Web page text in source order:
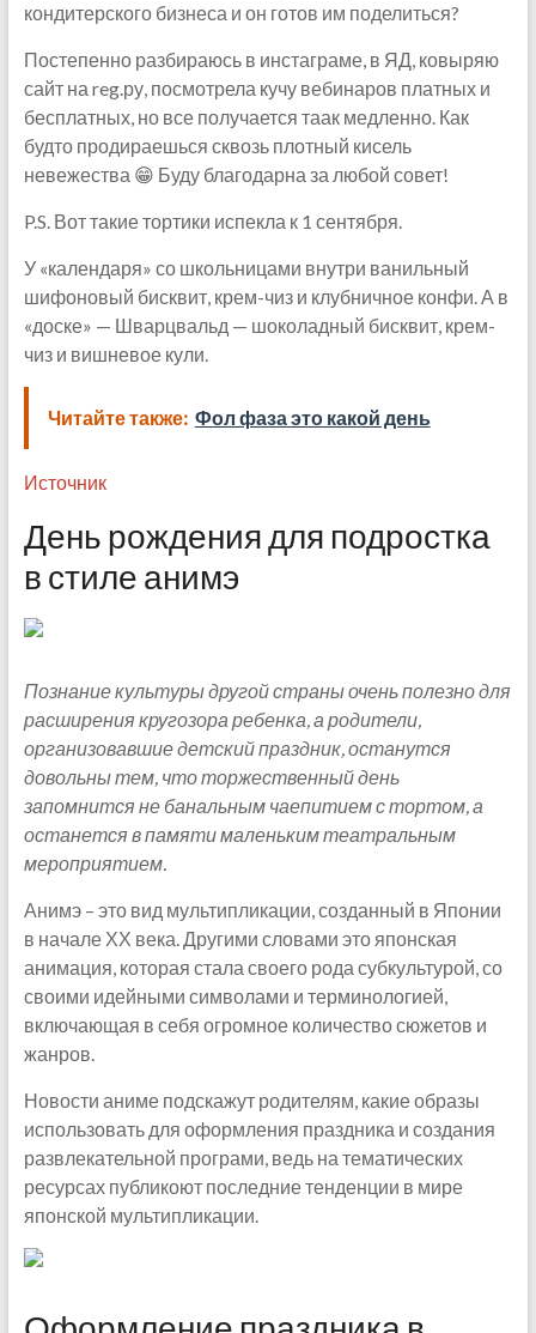
кондитерского бизнеса и он готов им поделиться?
Постепенно разбираюсь в инстаграме, в ЯД, ковыряю
сайт на reg.ру, посмотрела кучу вебинаров платных и
бесплатных, но все получается таак медленно. Как
будто продираешься сквозь плотный кисель
невежества 😁 Буду благодарна за любой совет!
P.S. Вот такие тортики испекла к 1 сентября.
У «календаря» со школьницами внутри ванильный
шифоновый бисквит, крем-чиз и клубничное конфи. А в
«доске» — Шварцвальд — шоколадный бисквит, крем-
чиз и вишневое кули.
Читайте также: Фол фаза это какой день
Источник
День рождения для подростка
в стиле анимэ
Познание культуры другой страны очень полезно для
расширения кругозора ребенка, а родители,
организовавшие детский праздник, останутся
довольны тем, что торжественный день
запомнится не банальным чаепитием с тортом, а
останется в памяти маленьким театральным
мероприятием.
Анимэ – это вид мультипликации, созданный в Японии
в начале ХХ века. Другими словами это японская
анимация, которая стала своего рода субкультурой, со
своими идейными символами и терминологией,
включающая в себя огромное количество сюжетов и
жанров.
Новости аниме подскажут родителям, какие образы
использовать для оформления праздника и создания
развлекательной програми, ведь на тематических
ресурсах публикоют последние тенденции в мире
японской мультипликации.